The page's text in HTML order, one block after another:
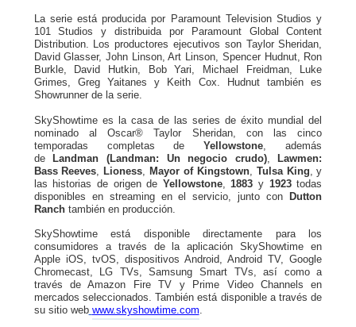
La serie está producida por Paramount Television Studios y
101 Studios y distribuida por Paramount Global Content
Distribution. Los productores ejecutivos son Taylor Sheridan,
David Glasser, John Linson, Art Linson, Spencer Hudnut, Ron
Burkle, David Hutkin, Bob Yari, Michael Freidman, Luke
Grimes, Greg Yaitanes y Keith Cox. Hudnut también es
Showrunner de la serie.
SkyShowtime es la casa de las series de éxito mundial del
nominado al Oscar® Taylor Sheridan, con las cinco
temporadas completas deYellowstone , además
de
Landman (Landman: Un negocio crudo),
Lawmen:
Bass Reeves
Lioness Mayor of Kingstown, Tulsa King , y
las historias de origen de Yellowstone, 1883y 1923todas
disponibles en streaming en el servicio, junto con
Dutton
Ranch también en producción.
SkyShowtime está disponible directamente para los
consumidores a través de la aplicación SkyShowtime en
Apple iOS, tvOS, dispositivos Android, Android TV, Google
Chromecast, LG TVs, Samsung Smart TVs, así como a
través de Amazon Fire TV y Prime Video Channels en
mercados seleccionados. También está disponible a través de
su sitio web www.skyshowtime.com